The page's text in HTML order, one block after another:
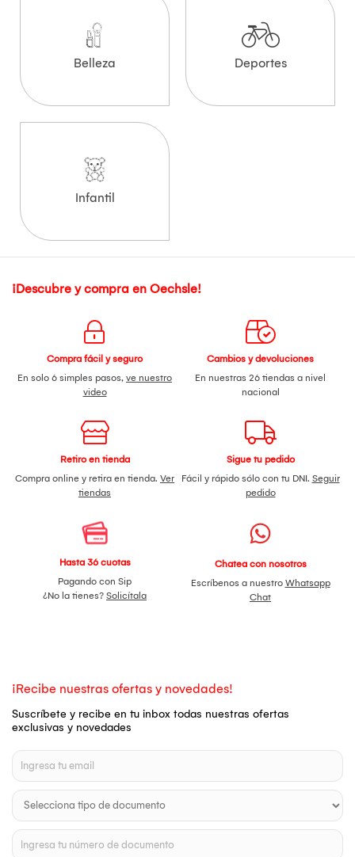
Belleza Deportes
Infantil
¡Descubre y compra en Oechsle!
Compra fácil y seguro
En solo 6 simples pasos, ve nuestro
video
Cambios y devoluciones
En nuestras 26 tiendas a nivel
nacional
Retiro en tienda
Compra online y retira en tienda. Ver
tiendas
Sigue tu pedido
Fácil y rápido sólo con tu DNI. Seguir
pedido
Hasta 36 cuotas
Pagando con Sip
¿No la tienes? Solicítala
Chatea con nosotros
Escríbenos a nuestro Whatsapp
Chat
¡Recibe nuestras ofertas y novedades!
Suscríbete y recibe en tu inbox todas nuestras ofertas
exclusivas y novedades